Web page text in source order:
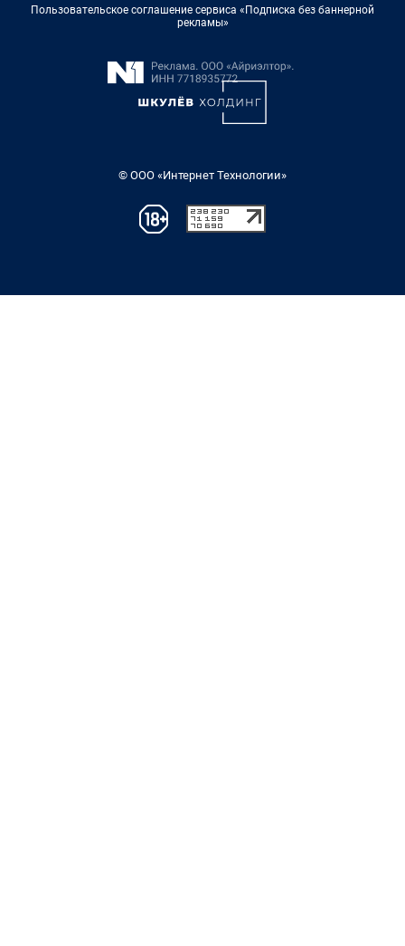
Пользовательское соглашение сервиса «Подписка без баннерной
рекламы»
© ООО «Интернет Технологии»